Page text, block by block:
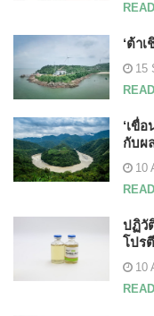
‘ต้า
15
‘เขื่
กับผ
10
ปฏิวั
โปร
10